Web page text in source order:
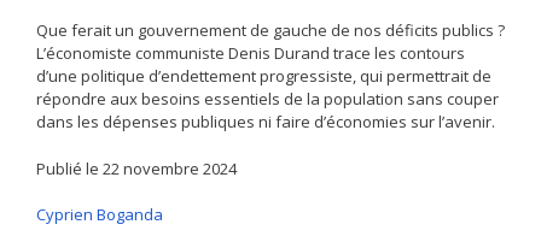
Que ferait un gouvernement de gauche de nos déficits publics ?
L’économiste communiste Denis Durand trace les contours
d’une politique d’endettement progressiste, qui permettrait de
répondre aux besoins essentiels de la population sans couper
dans les dépenses publiques ni faire d’économies sur l’avenir.
Publié le 22 novembre 2024
Cyprien Boganda